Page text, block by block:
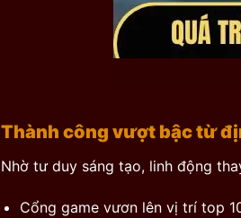
Thành công vượt bậc từ
Nhờ tư duy sáng tạo, linh động
Cổng game vươn lên vị trí top